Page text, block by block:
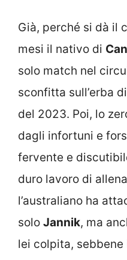
Già, perché si dà il
mesi il nativo di
solo match nel
sconfitta sull’erba di
del 2023. Poi, lo
dagli infortuni e
fervente e
duro lavoro di
l’australiano ha
solo Jannik, ma
lei colpita, sebbene